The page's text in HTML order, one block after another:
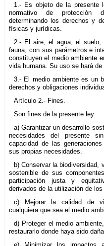
1.- Es objeto de la presente
normativo de protección
determinando los derechos y
físicas y jurídicas.
2.- El aire, el agua, el
fauna, con sus parámetros e
constituyen el medio ambiente
vida humana. Su uso se hará de
3.- El medio ambiente es un
derechos y obligaciones
Artículo 2.- Fines.
Son fines de la presente ley:
a) Garantizar un desarrollo
necesidades del presente
capacidad de las
sus propias necesidades.
b) Conservar la biodiversidad,
sostenible de sus
participación justa y
derivados de la utilización de los
c) Mejorar la calidad de
cualquiera que sea el medio
d) Proteger el medio
restaurarlo donde haya sido